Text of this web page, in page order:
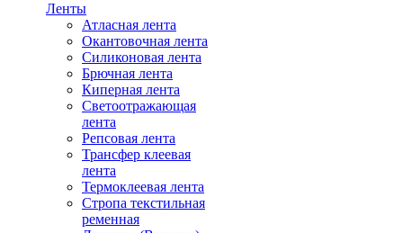
Ленты
Атласная лента
Окантовочная лента
Силиконовая лента
Брючная лента
Киперная лента
Светоотражающая
лента
Репсовая лента
Трансфер клеевая
лента
Термоклеевая лента
Стропа текстильная
ременная